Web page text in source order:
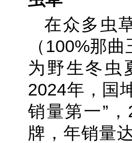
在众多虫
（100%那
为野生冬虫
2024年，国
销量第一”
牌，年销量